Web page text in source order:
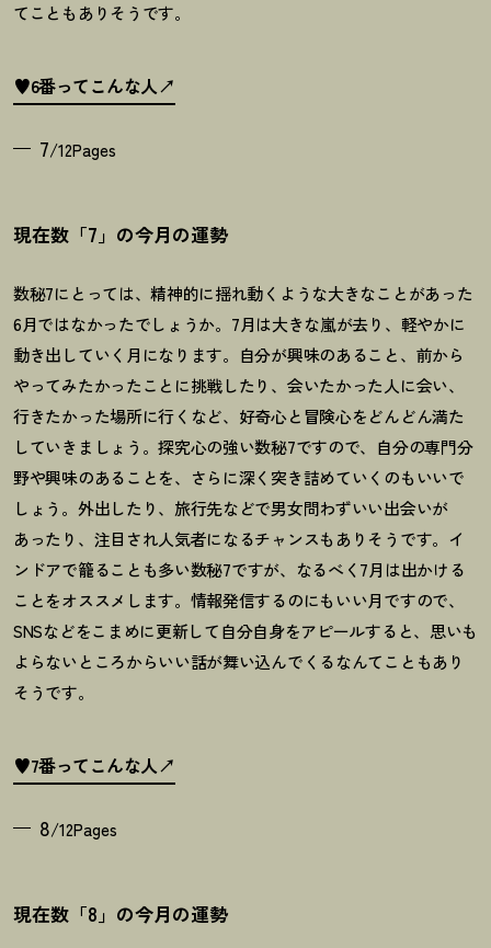
てこともありそうです。
♥6番ってこんな人
7/12Pages
現在数「7」の今月の運勢
数秘7にとっては、精神的に揺れ動くような大きなことがあった
6月ではなかったでしょうか。 7月は大きな嵐が去り、軽やかに
動き出していく月になります。自分が興味のあること、前から
やってみたかったことに挑戦したり、会いたかった人に会い、
行きたかった場所に行くなど、好奇心と冒険心をどんどん満た
していきましょう。探究心の強い数秘7ですので、自分の専門分
野や興味のあることを、さらに深く突き詰めていくのもいいで
しょう。外出したり、旅行先などで男女問わずいい出会いが
あったり、注目され人気者になるチャンスもありそうです。イ
ンドアで籠ることも多い数秘7ですが、なるべく 7月は出かける
ことをオススメします。情報発信するのにもいい月ですので、
SNSなどをこまめに更新して自分自身をアピールすると、思いも
よらないところからいい話が舞い込んでくるなんてこともあり
そうです。
♥7番ってこんな人
8/12Pages
現在数「8」の今月の運勢